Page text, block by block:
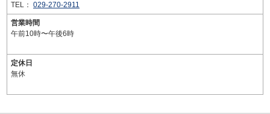
TEL： 029-270-2911
営業時間
午前10時〜午後6時
定休日
無休